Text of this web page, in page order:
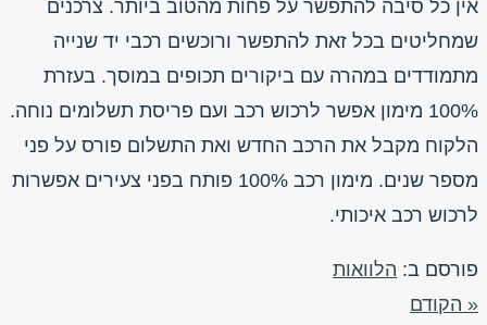
אין כל סיבה להתפשר על פחות מהטוב ביותר. צרכנים
שמחליטים בכל זאת להתפשר ורוכשים רכבי יד שנייה
מתמודדים במהרה עם ביקורים תכופים במוסך. בעזרת
100% מימון אפשר לרכוש רכב ועם פריסת תשלומים נוחה.
הלקוח מקבל את הרכב החדש ואת התשלום פורס על פני
מספר שנים. מימון רכב 100% פותח בפני צעירים אפשרות
לרכוש רכב איכותי.
פורסם ב: הלוואות
« הקודם